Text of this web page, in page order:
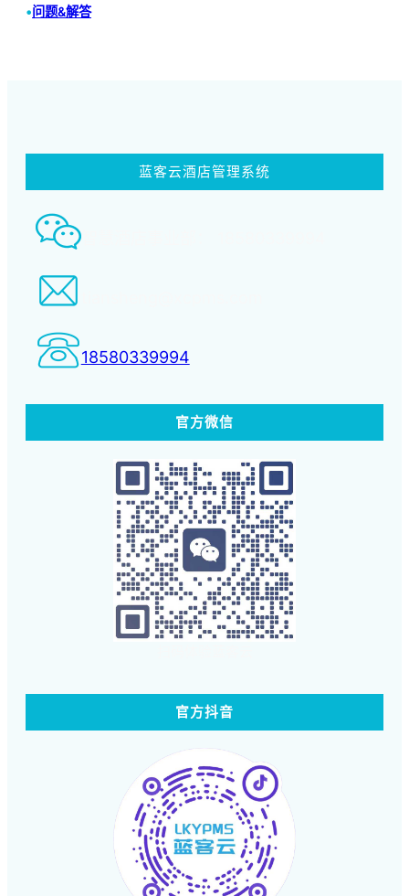
•问题&解答
蓝客云酒店管理系统
智慧酒店事业部： 18580339994
18580339994
官方微信
官方抖音